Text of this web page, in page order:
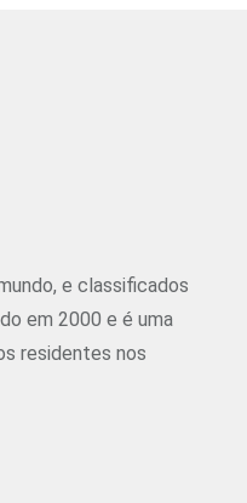
e classificados
em 2000 e é uma
residentes nos